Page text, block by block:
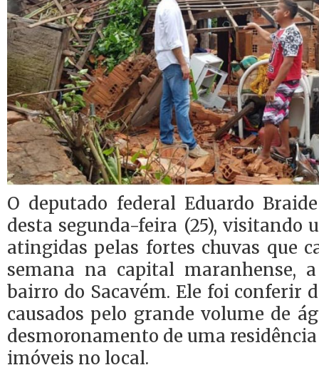
O deputado federal Eduardo
desta segunda-feira (25), visitando
atingidas pelas fortes chuvas que
semana na capital maranhense,
bairro do Sacavém. Ele foi conferir
causados pelo grande volume de
desmoronamento de uma
imóveis no local.